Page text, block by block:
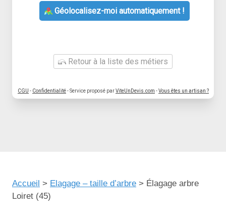
Géolocalisez-moi automatiquement !
Retour à la liste des métiers
CGU - Confidentialité- Service proposé parViteUnDevis.com -Vous êtes un artisan ?
Accueil > Elagage – taille d’arbre > Élagage arbre
Loiret (45)